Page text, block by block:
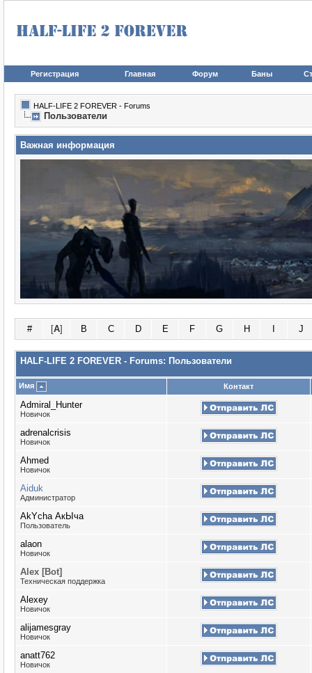
Регистрация Главная Форум Баны
HALF-LIFE 2 FOREVER - Forums
Пользователи
Важная информация
# [A] B C D E F G H J
HALF-LIFE 2 FOREVER - Forums: Пользователи
Имя Контакт
Admiral_Hunter
Новичок
adrenalcrisis
Новичок
Ahmed
Новичок
Aiduk
Администратор
AkYcha АкЫча
Пользователь
alaon
Новичок
Alex [Bot]
Техническая поддержка
Alexey
Новичок
alijamesgray
Новичок
anatt762
Новичок